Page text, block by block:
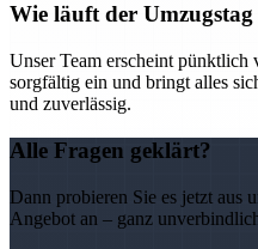
Wie läuft der Umzugstag
Unser Team erscheint pünktlich
sorgfältig ein und bringt alles
und zuverlässig.
Alle Fragen geklärt?
Dann probieren Sie es jetzt aus
Angebot an – ganz